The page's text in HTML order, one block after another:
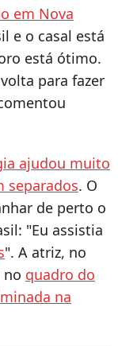
em Nova
e o casal está
está ótimo.
para fazer
ajudou muito
separados. O
de perto o
"Eu assistia
". A atriz, no
quadro do
na